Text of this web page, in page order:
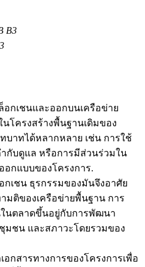
ผลกำไรและค่าคอมมิชชั่นการคัด
B3
อกเชนและออกบนเครือข่าย
โครงสร้างพื้นฐานเดิมของ
บาทได้หลากหลาย เช่น การใช้
กับดูแล หรือการมีส่วนร่วมใน
อกแบบของโครงการ.
เชน ธุรกรรมของมันจึงอาศัย
มติของเครือข่ายพื้นฐาน การ
ในตลาดขึ้นอยู่กับการพัฒนา
มชน และสภาวะโดยรวมของ
กสารทางการของโครงการเพื่อ